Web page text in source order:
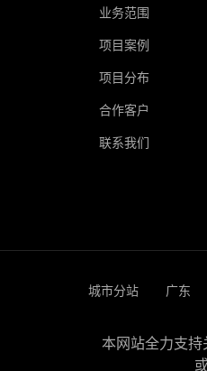
业务范围
项目案例
项目分布
合作客户
联系我们
城市分站 广东
本网站全力支持